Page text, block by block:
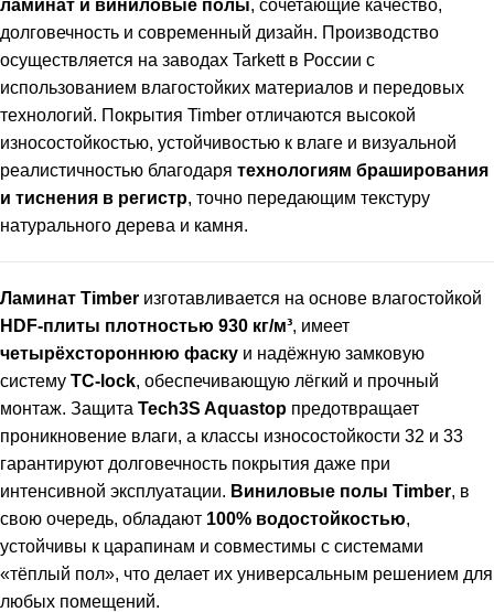
ламинат и виниловые полы, сочетающие качество,
долговечность и современный дизайн. Производство
осуществляется на заводах Tarkett в России с
использованием влагостойких материалов и передовых
технологий. Покрытия Timber отличаются высокой
износостойкостью, устойчивостью к влаге и визуальной
реалистичностью благодаря технологиям браширования
и тиснения в регистр, точно передающим текстуру
натурального дерева и камня.
Ламинат Timber изготавливается на основе влагостойкой
HDF-плиты плотностью 930 кг/м³, имеет
четырёхстороннюю фаску и надёжную замковую
систему TC-lock, обеспечивающую лёгкий и прочный
монтаж. Защита Tech3S Aquastop предотвращает
проникновение влаги, а классы износостойкости 32 и 33
гарантируют долговечность покрытия даже при
интенсивной эксплуатации. Виниловые полы Timber, в
свою очередь, обладают 100% водостойкостью,
устойчивы к царапинам и совместимы с системами
«тёплый пол», что делает их универсальным решением для
любых помещений.